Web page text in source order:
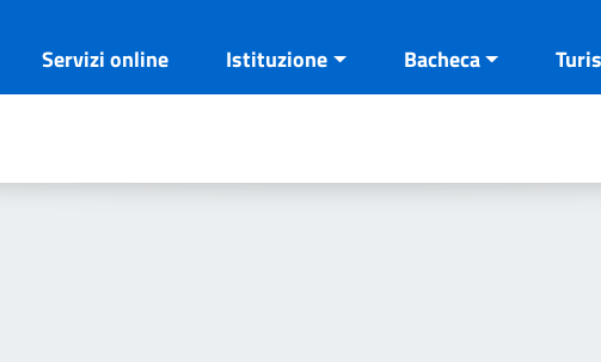
Servizi online Istituzione Bacheca